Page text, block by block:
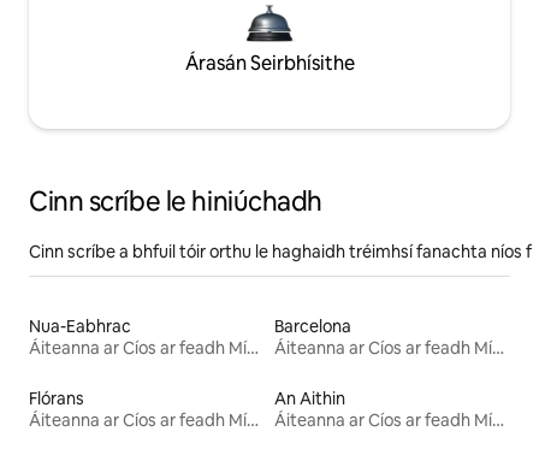
Árasán Seirbhísithe
Cinn scríbe le hiniúchadh
Cinn scríbe a bhfuil tóir orthu le haghaidh tréimhsí fanachta níos
Nua-Eabhrac
Áiteanna ar Cíos ar feadh Míosa
Barcelona
Áiteanna ar Cíos ar feadh Míosa
Flórans
Áiteanna ar Cíos ar feadh Míosa
An Aithin
Áiteanna ar Cíos ar feadh Míosa